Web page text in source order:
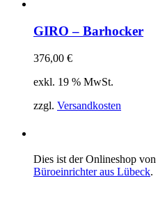
GIRO – Barhocker
376,00 €
exkl. 19 % MwSt.
zzgl. Versandkosten
Dies ist der Onlineshop von
Büroeinrichter aus Lübeck.